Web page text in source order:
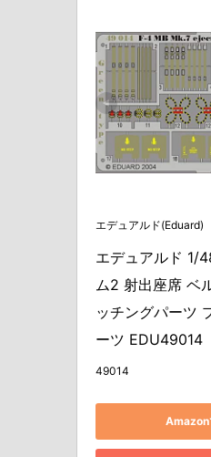
エデュアルド(Eduard)
エデュアルド 1/
ム2 射出座席 ベ
ッチングパーツ
ーツ EDU49014
49014
Amazon